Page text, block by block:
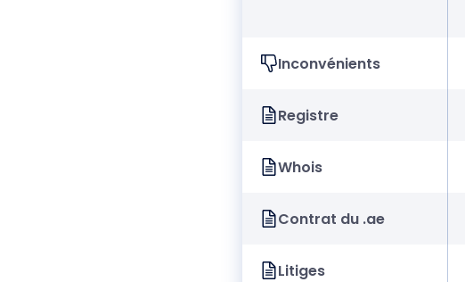
Inconvénients
Registre
Whois
Contrat du .ae
Litiges